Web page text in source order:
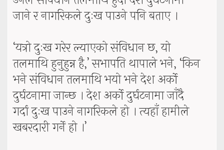
जाने र नागरिकले दुःख पाउने पनि बताए ।
‘यत्रो दुःख गरेर ल्याएको संविधान छ, यो
तलमाथि हुनुहुन्न है,’ सभापति थापाले भने, ‘किन
भने संविधान तलमाथि भयो भने देश अर्को
दुर्घटनामा जान्छ । देश अर्को दुर्घटनामा जाँदै
गर्दा दुःख पाउने नागरिकले हो । त्यहाँ हामीले
खबरदारी गर्ने हो ।’